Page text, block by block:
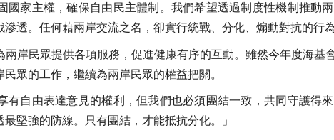
國家主權，確保自由民主體制。我們希望透過制度性機制推動
滲透。任何藉兩岸交流之名，卻實行統戰、分化、煽動對抗的行
岸民眾提供各項服務，促進健康有序的互動。雖然今年度海基
眾的工作，繼續為兩岸民眾的權益把關。
自由表達意見的權利，但我們也必須團結一致，共同守護得
堅強的防線。只有團結，才能抵抗分化。」